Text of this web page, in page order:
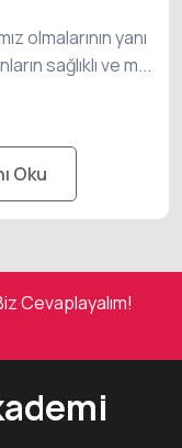
olmalarının yanı
sağlıklı ve m...
Oku
Cevaplayalım!